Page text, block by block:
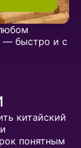
— быстро и с
китайский
понятным